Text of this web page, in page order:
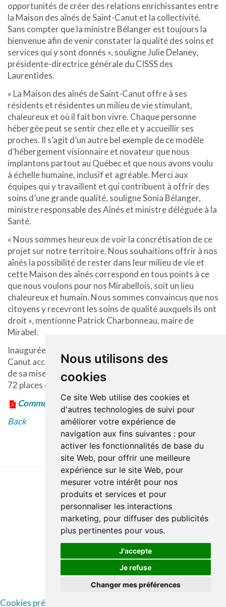
Nous utilisons des
cookies
Ce site Web utilise des cookies et
d'autres technologies de suivi pour
améliorer votre expérience de
navigation aux fins suivantes : pour
activer les fonctionnalités de base du
site Web, pour offrir une meilleure
expérience sur le site Web, pour
mesurer votre intérêt pour nos
produits et services et pour
personnaliser les interactions
marketing, pour diffuser des publicités
plus pertinentes pour vous.
J'accepte
Je refuse
Changer mes préférences
opportunités de créer des relations enrichissantes entre
la Maison des aînés de Saint-Canut et la collectivité.
Sans compter que la ministre Bélanger est toujours la
bienvenue afin de venir constater la qualité des soins et
services qui y sont donnés », souligne Julie Delaney,
présidente-directrice générale du CISSS des
Laurentides.
« La Maison des aînés de Saint-Canut offre à ses
résidents et résidentes un milieu de vie stimulant,
chaleureux et où il fait bon vivre. Chaque personne
hébergée peut se sentir chez elle et y accueillir ses
proches. Il s’agit d’un autre bel exemple de ce modèle
d’hébergement visionnaire et novateur que nous
implantons partout au Québec et que nous avons voulu
à échelle humaine, inclusif et agréable. Merci aux
équipes qui y travaillent et qui contribuent à offrir des
soins d’une grande qualité, souligne Sonia Bélanger,
ministre responsable des Aînés et ministre déléguée à la
Santé.
« Nous sommes heureux de voir la concrétisation de ce
projet sur notre territoire. Nous souhaitions offrir à nos
aînés la possibilité de rester dans leur milieu de vie et
cette Maison des aînés correspond en tous points à ce
que nous voulons pour nos Mirabellois, soit un lieu
chaleureux et humain. Nous sommes convaincus que nos
citoyens y recevront les soins de qualité auxquels ils ont
droit », mentionne Patrick Charbonneau, maire de
Mirabel.
Inaugurée en mars dernier, la Maison des aînés de Saint-
Canut accueille actuellement 24 résidents et, au terme
de sa mise en service en 2025, proposera un total de
72 places en hébergement de soins de longue durée.
Communiqué en format PDF
Back
Last update : 27 April 2023
Accessibility
Website development
Cookies préférences